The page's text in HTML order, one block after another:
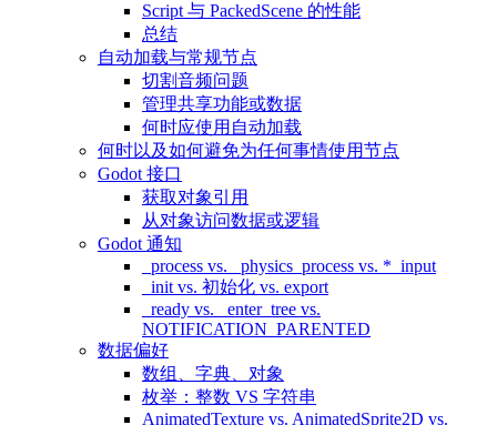
Script 与 PackedScene 的性能
总结
自动加载与常规节点
切割音频问题
管理共享功能或数据
何时应使用自动加载
何时以及如何避免为任何事情使用节点
Godot 接口
获取对象引用
从对象访问数据或逻辑
Godot 通知
_process vs. _physics_process vs. *_input
_init vs. 初始化 vs. export
_ready vs. _enter_tree vs.
NOTIFICATION_PARENTED
数据偏好
数组、字典、对象
枚举：整数 VS 字符串
AnimatedTexture vs. AnimatedSprite2D vs.